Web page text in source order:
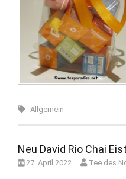
Allgemein
Neu David Rio Chai
27. April 2022 Tee des